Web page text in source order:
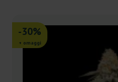
-30%
+ omaggi